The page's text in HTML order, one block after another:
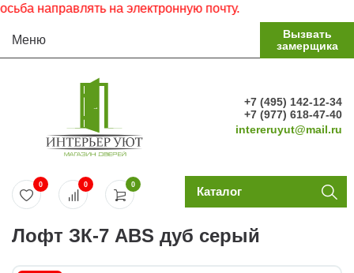
на электронную почту.
Меню
Вызвать
замерщика
+7 (495) 142-12-34
+7 (977) 618-47-40
intereruyut@mail.ru
0
0 0 Каталог
Лофт ЗК-7 ABS дуб серый